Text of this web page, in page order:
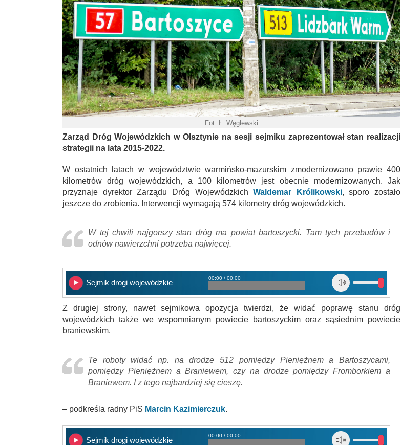
Fot. Ł. Węglewski
Zarząd Dróg Wojewódzkich w Olsztynie na sesji sejmiku zaprezentował stan realizacji
strategii na lata 2015-2022.
W ostatnich latach w województwie warmińsko-mazurskim zmodernizowano prawie 400
kilometrów dróg wojewódzkich, a 100 kilometrów jest obecnie modernizowanych. Jak
przyznaje dyrektor Zarządu Dróg WojewódzkichWaldemar Królikowski, sporo zostało
jeszcze do zrobienia. Interwencji wymagają 574 kilometry dróg wojewódzkich.
W tej chwili najgorszy stan dróg ma powiat bartoszycki. Tam tych przebudów i
odnów nawierzchni potrzeba najwięcej.
Sejmik drogi wojewódzkie
00:00 / 00:00
Z drugiej strony, nawet sejmikowa opozycja twierdzi, że widać poprawę stanu dróg
wojewódzkich także we wspomnianym powiecie bartoszyckim oraz sąsiednim powiecie
braniewskim.
Te roboty widać np. na drodze 512 pomiędzy Pieniężnem a Bartoszycami,
pomiędzy Pieniężnem a Braniewem, czy na drodze pomiędzy Fromborkiem a
Braniewem. I z tego najbardziej się cieszę.
– podkreśla radny PiS Marcin Kazimierczuk.
Sejmik drogi wojewódzkie
00:00 / 00:00